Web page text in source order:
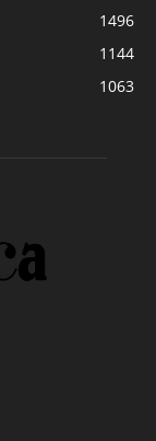
1496
1144
1063